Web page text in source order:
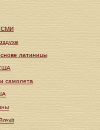
СМИ
латиницы
самолета